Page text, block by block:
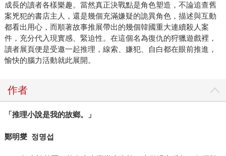
成長的讀者各樣樂趣。當然真正決戰點是角色塑造，不論追查舊
案兇犯的書店主人，還是幾個充滿嫌疑的詭異角色，描述與互動
都看出用心，而順著故事推展帶出的幾個韓國重大連續殺人案
件，充分代入現實感、緊迫性。在這個名為復仇的狩獵遊戲裡，
讀者展頁便是受邀一起推理，線索、嫌犯、自白都在眼前推進，
愉快的腦力活動就此展開。
作者
「推理小說是我的故鄉。 」
鄭明燮 정명섭